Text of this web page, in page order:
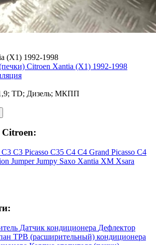
(X1) 1992-1998
Citroen Xantia (X1) 1992-1998
TD; Дизель; МКПП
Citroen:
C3 C3 Picasso C35 C4 C4 Grand Picasso C4
JumperJumpy Saxo Xantia XM Xsara
Датчик кондиционера Дефлектор
ТРВ (расширительный) кондиционера